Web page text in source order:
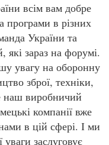
всім вам добре
програми в різних
України та
які зараз на форумі.
увагу на оборонну
зброї, техніки,
наш виробничий
компанії вже
в цій сфері. І ми
заслуговує